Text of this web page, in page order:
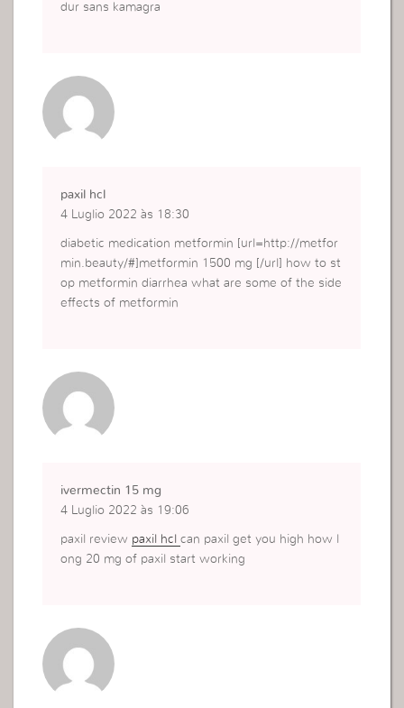
dur sans kamagra
paxil hcl
4 Luglio 2022 às 18:30
diabetic medication metformin [url=http://metfor
min.beauty/#]metformin 1500 mg [/url] how to st
op metformin diarrhea what are some of the side
effects of metformin
ivermectin 15 mg
4 Luglio 2022 às 19:06
paxil review paxil hclcan paxil get you high how l
ong 20 mg of paxil start working